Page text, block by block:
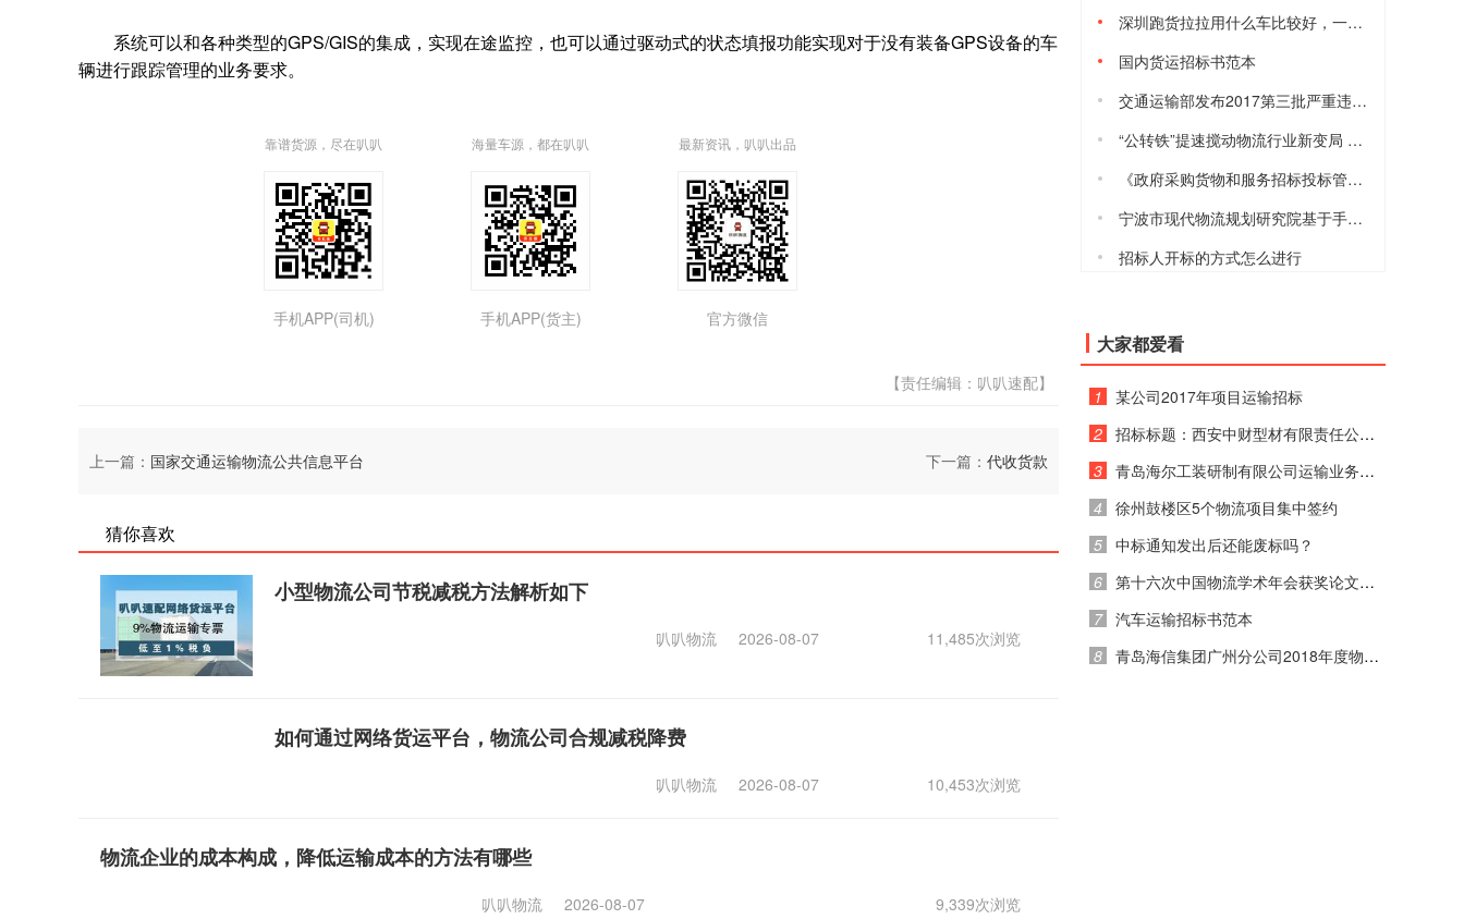
系统可以和各种类型的GPS/GIS的集成，实现在途监控，也可以通过驱动式的状态填报功能实现对于没有装备GPS设备的车
辆进行跟踪管理的业务要求。
靠谱货源，尽在叭叭
手机APP(司机)
海量车源，都在叭叭
手机APP(货主)
最新资讯，叭叭出品
官方微信
【责任编辑：叭叭速配】
上一篇： 国家交通运输物流公共信息平台 下一篇： 代收货款
猜你喜欢
小型物流公司节税减税方法解析如下
叭叭物流 2026-08-07 11,485次浏览
如何通过网络货运平台，物流公司合规减税降费
叭叭物流 2026-08-07 10,453次浏览
物流企业的成本构成，降低运输成本的方法有哪些
叭叭物流 2026-08-07 9,339次浏览
深圳跑货拉拉用什么车比较好，一天能赚多少钱
国内货运招标书范本
交通运输部发布2017第三批严重违法超限超载运输失信当事人黑名单
“公转铁”提速搅动物流行业新变局 港口、货运等行业将进入短暂阵痛
《政府采购货物和服务招标投标管理办法》2017年10月1日起施行
宁波市现代物流规划研究院基于手机信令的宁波城际铁路客流数据模型与预测分析研究课题项目的采购公告
招标人开标的方式怎么进行
大家都爱看
1
2
3
4
5
6
7
8
某公司2017年项目运输招标
招标标题：西安中财型材有限责任公司 2017年运输招标公告
青岛海尔工装研制有限公司运输业务竞价通知
徐州鼓楼区5个物流项目集中签约
中标通知发出后还能废标吗？
第十六次中国物流学术年会获奖论文公示
汽车运输招标书范本
青岛海信集团广州分公司2018年度物流运输招标公告